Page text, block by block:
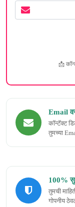
📩
Email
कॉन्टॅक्ट
तुमच्या
100%
तुमची
गोपनीय